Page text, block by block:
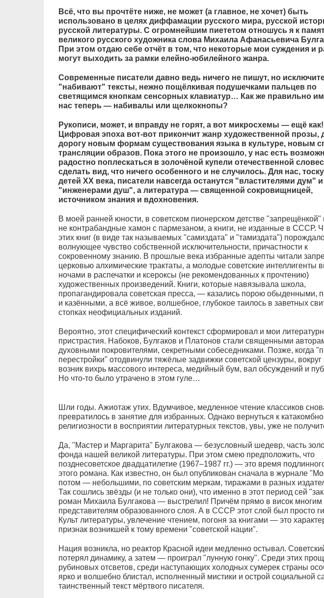
Всё, что вы прочтёте ниже, не может (а главное, не хочет) быть
использовано в целях диффамации русского мира, русской
русской литературы. С огромнейшим пиететом отношусь я к
великого русского художника слова Михаила Афанасьевича
При этом отдаю себе отчёт в том, что некоторые мои суждения и
могут выходить за рамки елейно-юбилейного жанра.
Современные писатели давно ведь ничего не пишут, но
"набивают" тексты, нежно пощёлкивая подушечками пальцев по
светящимся кнопкам сенсорных клавиатур… Как же правильно
нас теперь — набивалы или щелкокнопы?
Рукописи, может, и вправду не горят, а вот микросхемы — ещё как!
Цифровая эпоха вот-вот прикончит жанр художественной прозы,
дорогу новым формам существования языка в культуре, новым
трансляции образов. Пока этого не произошло, у нас есть
радостно поплескаться в золочёной купели отечественной
сделать вид, что ничего особенного и не случилось. Для нас,
детей ХХ века, писатели навсегда останутся "властителями дум" и
"инженерами душ", а литература — священной сокровищницей,
источником знания и вдохновения.
В моей ранней юности, в советском пионерском детстве "запрещёнкой"
не контрабандные хамон с пармезаном, а книги, не изданные в СССР.
этих книг (в виде так называемых "самиздата" и "тамиздата")
волнующее чувство собственной исключительности, причастности к
сокровенному знанию. В прошлые века избранные адепты читали
церковью алхимические трактаты, а молодые советские интеллигенты
ночами в распечатки и ксероксы (не рекомендованных к прочтению)
художественных произведений. Книги, которые навязывала школа,
пропагандировала советская пресса, — казались порою обыденными,
и казёнными, а всё живое, волшебное, глубокое таилось в заветных
стопках неофициальных изданий.
Вероятно, этот специфический контекст сформировал и мои
пристрастия. Набоков, Булгаков и Платонов стали священными
духовными покровителями, секретными собеседниками. Позже, когда
перестройки" отодвинули тяжёлые задвижки советской цензуры, вокруг
возник вихрь массового интереса, медийный бум, вал обсуждений и
Но что-то было утрачено в этом гуле…
Шли годы. Ажиотаж утих. Вдумчивое, медленное чтение классиков
превратилось в занятие для избранных. Однако вернуться к
религиозности в восприятии литературных текстов, увы, уже не
Да, "Мастер и Маргарита" Булгакова — безусловный шедевр, часть
фонда нашей великой литературы. При этом смею предположить, что
позднесоветское двадцатилетие (1967–1987 гг.) — это время
этого романа. Как известно, он был опубликован сначала в журнале
потом — небольшими, по советским меркам, тиражами в разных
Так сошлись звёзды (и не только они), что именно в этот период сей
роман Михаила Булгакова — выстрелил! Причём прямо в висок многим
представителям образованного слоя. А в СССР этот слой был просто
Культ литературы, увлечение чтением, погоня за книгами — это
признак возникшей к тому времени "советской нации".
Нация возникла, но реактор Красной идеи медленно остывал.
потерял динамику, а затем — проиграл "лунную гонку". Среди этих
рубиновых отсветов, среди наступающих холодных сумерек страны
ярко и волшебно блистал, исполненный мистики и острой социальной
таинственный текст мёртвого писателя.